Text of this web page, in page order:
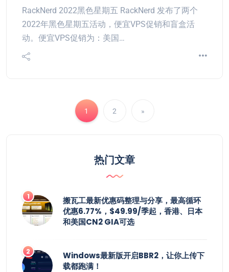
RackNerd 2022黑色星期五 RackNerd 发布了两个
2022年黑色星期五活动，便宜VPS促销和盲盒活
动。便宜VPS促销为：美国…
1 2 »
热门文章
搬瓦工最新优惠码整理与分享，最高循环
优惠6.77%，$49.99/季起，香港、日本
和美国CN2 GIA可选
Windows最新版开启BBR2，让你上传下
载都跑满！